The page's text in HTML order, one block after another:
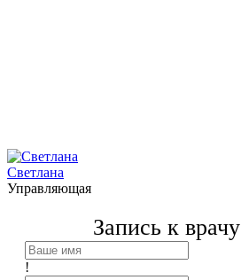
Светлана
Управляющая
Запись к врачу
!